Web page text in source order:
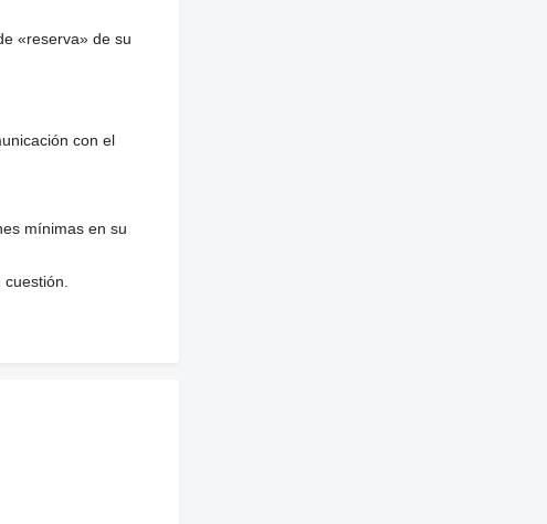
«reserva» de su
con el
mínimas en su